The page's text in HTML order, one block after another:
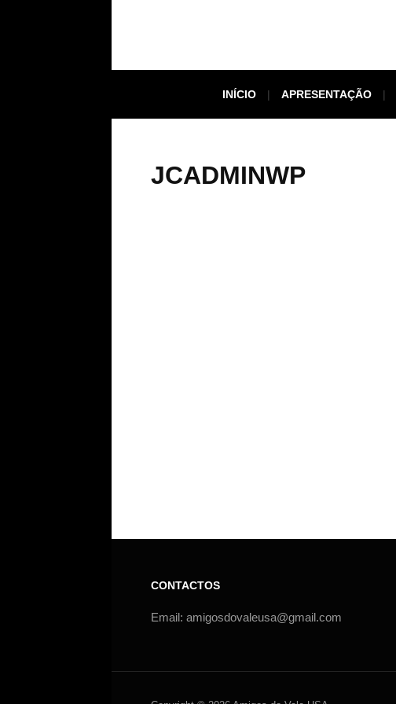
INÍCIO APRESENTAÇÃO
JCADMINWP
CONTACTOS
Email: amigosdovaleusa@gmail.com